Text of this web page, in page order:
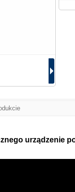
urządzenie